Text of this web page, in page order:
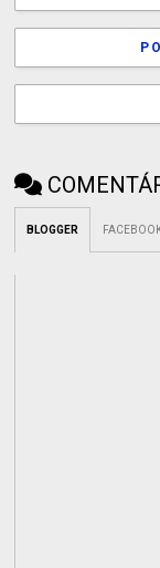
BLOGGER